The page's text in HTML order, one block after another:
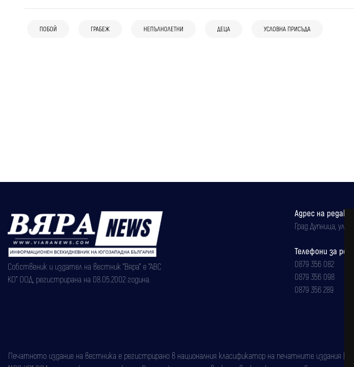
ПОБОЙ ГРАБЕЖ НЕПЪЛНОЛЕТНИ ДЕЦА УСЛОВНА ПРИСЪДА
Деца от Банско организират
благотворителен базар в помощ на
Благовест
Прокуратурата в
годишно момче в
Оставиха в ареста младежите за
жертвата с цигари, ограбили я и си
Марти, с
авторът на видеото с насилие над
Петрич Крими
Собственик и издател на вестник "Вяра" е "АВС
КО" ООД, регистрирана на 08.05.2002 година.
Адрес на
Град Дупница,
Телефони за
0879 356 082
0879 356 098
0879 356 289
Печатното издание на вестника е регистрирано в националния класификатор на печатните издания